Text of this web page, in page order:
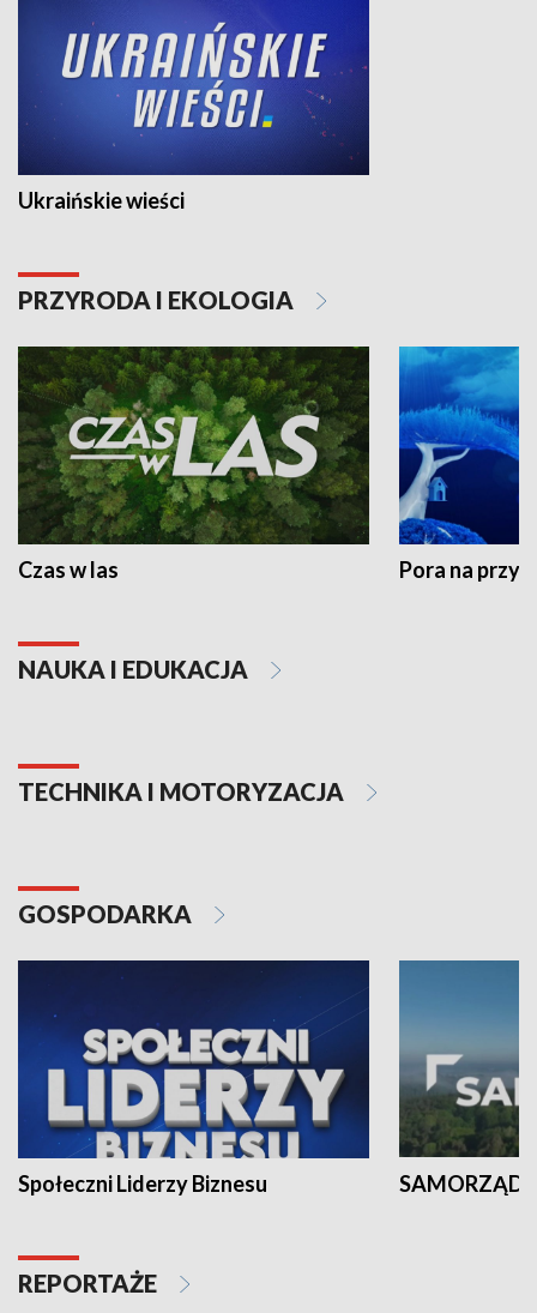
Ukraińskie wieści
PRZYRODA I EKOLOGIA
Czas w las Pora na
NAUKA I EDUKACJA
TECHNIKA I MOTORYZACJA
GOSPODARKA
Społeczni Liderzy Biznesu SAMORZĄD
REPORTAŻE